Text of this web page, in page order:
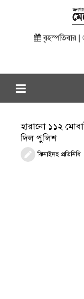
বৃহস্পতিবার |
হারানো ১১২
দিল পুলিশ
ঝিনাইদহ প্রতিনিধি